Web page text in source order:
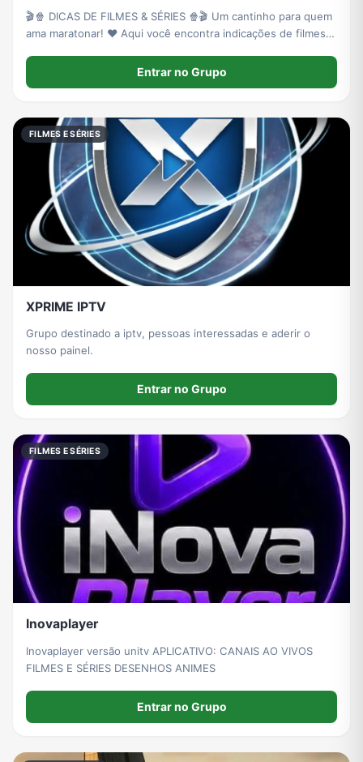
🎬🍿 DICAS DE FILMES & SÉRIES 🍿🎬 Um cantinho para quem
ama maratonar! ❤️ Aqui você encontra indicações de filmes,
ação, suspense, drama e muito mais.
Entrar no Grupo
FILMES E SÉRIES
XPRIME IPTV
Grupo destinado a iptv, pessoas interessadas e aderir o
nosso painel.
Entrar no Grupo
FILMES E SÉRIES
Inovaplayer
Inovaplayer versão unitv APLICATIVO: CANAIS AO VIVOS
FILMES E SÉRIES DESENHOS ANIMES
Entrar no Grupo